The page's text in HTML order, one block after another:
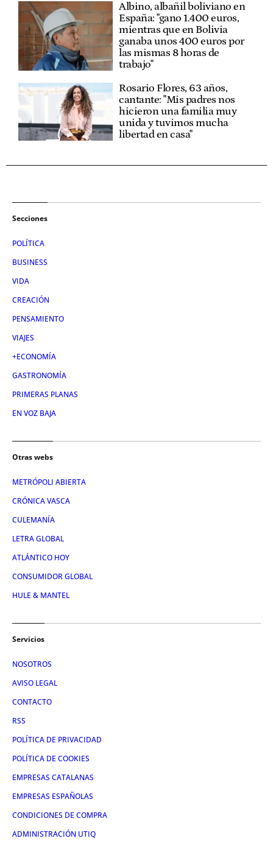
Albino, albañil boliviano en
España: "gano 1.400 euros,
mientras que en Bolivia
ganaba unos 400 euros por
las mismas 8 horas de
trabajo"
Rosario Flores, 63 años,
cantante: "Mis padres nos
hicieron una familia muy
unida y tuvimos mucha
libertad en casa"
Secciones
POLÍTICA
BUSINESS
VIDA
CREACIÓN
PENSAMIENTO
VIAJES
+ECONOMÍA
GASTRONOMÍA
PRIMERAS PLANAS
EN VOZ BAJA
Otras webs
METRÓPOLI ABIERTA
CRÓNICA VASCA
CULEMANÍA
LETRA GLOBAL
ATLÁNTICO HOY
CONSUMIDOR GLOBAL
HULE & MANTEL
Servicios
NOSOTROS
AVISO LEGAL
CONTACTO
RSS
POLÍTICA DE PRIVACIDAD
POLÍTICA DE COOKIES
EMPRESAS CATALANAS
EMPRESAS ESPAÑOLAS
CONDICIONES DE COMPRA
ADMINISTRACIÓN UTIQ